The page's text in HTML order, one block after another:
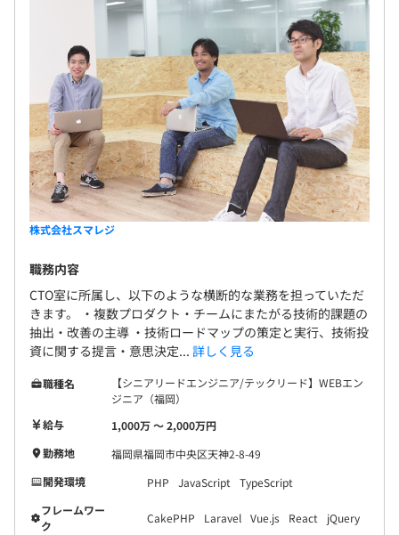
株式会社スマレジ
職務内容
CTO室に所属し、以下のような横断的な業務を担っていただ
きます。 ・複数プロダクト・チームにまたがる技術的課題の
抽出・改善の主導 ・技術ロードマップの策定と実行、技術投
資に関する提言・意思決定... 詳しく見る
職種名
【シニアリードエンジニア/テックリード】WEBエン
ジニア（福岡）
給与
1,000万 〜 2,000万円
勤務地
福岡県福岡市中央区天神2-8-49
開発環境
PHP JavaScript TypeScript
フレームワー
ク
CakePHP Laravel Vue.js React jQuery